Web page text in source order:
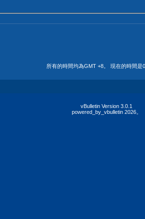
所有的時間均為GMT +8。 現在的時間是
vBulletin Version 3.0.1
powered_by_vbulletin 2026。